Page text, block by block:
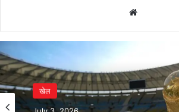
खेल